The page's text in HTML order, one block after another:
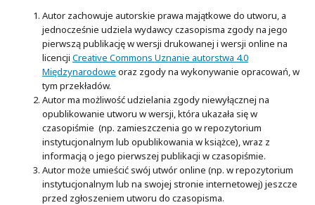
Autor zachowuje autorskie prawa majątkowe do utworu, a
jednocześnie udziela wydawcy czasopisma zgody na jego
pierwszą publikację w wersji drukowanej i wersji online na
licencji Creative Commons Uznanie autorstwa 4.0
Międzynarodowe oraz zgody na wykonywanie opracowań, w
tym przekładów.
Autor ma możliwość udzielania zgody niewyłącznej na
opublikowanie utworu w wersji, która ukazała się w
czasopiśmie (np. zamieszczenia go w repozytorium
instytucjonalnym lub opublikowania w książce), wraz z
informacją o jego pierwszej publikacji w czasopiśmie.
Autor może umieścić swój utwór online (np. w repozytorium
instytucjonalnym lub na swojej stronie internetowej) jeszcze
przed zgłoszeniem utworu do czasopisma.